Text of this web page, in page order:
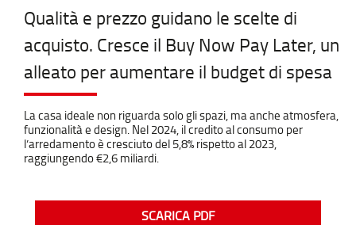
Qualità e prezzo guidano le scelte di
acquisto. Cresce il Buy Now Pay Later, un
alleato per aumentare il budget di spesa
La casa ideale non riguarda solo gli spazi, ma anche atmosfera,
funzionalità e design. Nel 2024, il credito al consumo per
l’arredamento è cresciuto del 5,8% rispetto al 2023,
raggiungendo €2,6 miliardi.
SCARICA PDF